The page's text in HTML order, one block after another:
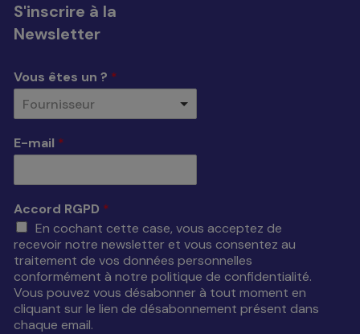
S'inscrire à la
Newsletter
Vous êtes un ? *
Fournisseur
E-mail *
Accord RGPD *
En cochant cette case, vous acceptez de
recevoir notre newsletter et vous consentez au
traitement de vos données personnelles
conformément à notre politique de confidentialité.
Vous pouvez vous désabonner à tout moment en
cliquant sur le lien de désabonnement présent dans
chaque email.